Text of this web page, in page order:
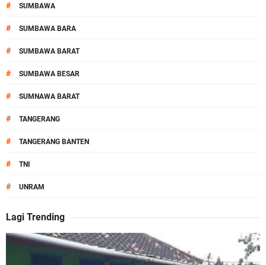
# SUMBAWA
# SUMBAWA BARA
# SUMBAWA BARAT
# SUMBAWA BESAR
# SUMNAWA BARAT
# TANGERANG
# TANGERANG BANTEN
# TNI
# UNRAM
Lagi Trending